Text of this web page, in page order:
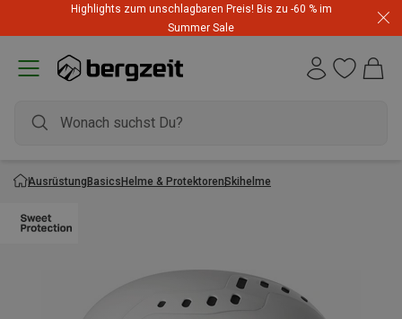
Highlights zum unschlagbaren Preis! Bis zu -60 % im
Summer Sale
AusrüstungBasicsHelme & ProtektorenSkihelme